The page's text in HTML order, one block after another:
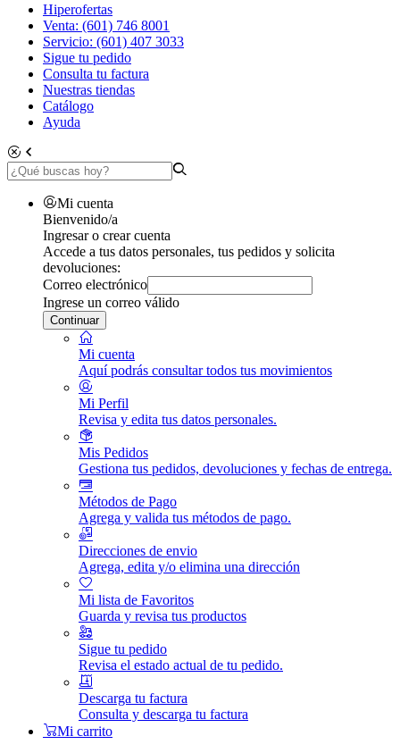
Hiperofertas
Venta: (601) 746 8001
Servicio: (601) 407 3033
Sigue tu pedido
Consulta tu factura
Nuestras tiendas
Catálogo
Ayuda
Mi cuenta
Bienvenido/a
Ingresar o crear cuenta
Accede a tus datos personales, tus pedidos y solicita
devoluciones:
Correo electrónico
Ingrese un correo válido
Continuar
Mi cuenta
Aquí podrás consultar todos tus movimientos
Mi Perfil
Revisa y edita tus datos personales.
Mis Pedidos
Gestiona tus pedidos, devoluciones y fechas de entrega.
Métodos de Pago
Agrega y valida tus métodos de pago.
Direcciones de envio
Agrega, edita y/o elimina una dirección
Mi lista de Favoritos
Guarda y revisa tus productos
Sigue tu pedido
Revisa el estado actual de tu pedido.
Descarga tu factura
Consulta y descarga tu factura
Mi carrito